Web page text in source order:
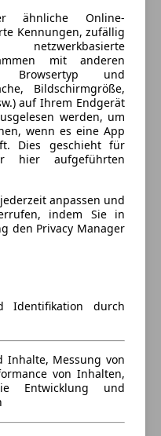
ähnliche Online-
Kennungen, zufällig
netzwerkbasierte
mit anderen
und
Bildschirmgröße,
auf Ihrem Endgerät
werden, um
wenn es eine App
Dies geschieht für
hier aufgeführten
anpassen und
indem Sie in
den Privacy Manager
Identifikation durch
Inhalte, Messung von
von Inhalten,
Entwicklung und